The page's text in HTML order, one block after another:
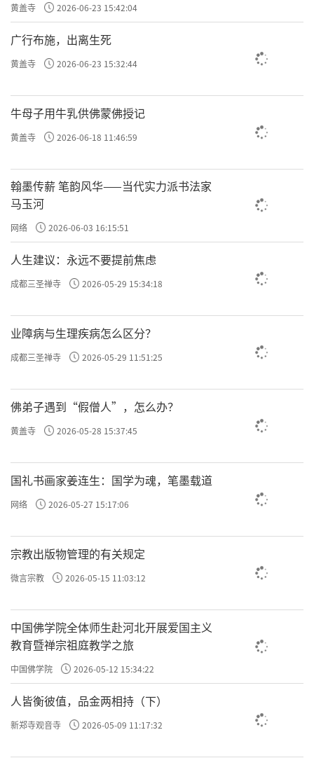
黄盖寺 2026-06-23 15:42:04
广行布施，出离生死
黄盖寺 2026-06-23 15:32:44
牛母子用牛乳供佛蒙佛授记
黄盖寺 2026-06-18 11:46:59
翰墨传薪 笔韵风华——当代实力派书法家
马玉河
网络 2026-06-03 16:15:51
人生建议：永远不要提前焦虑
成都三圣禅寺 2026-05-29 15:34:18
业障病与生理疾病怎么区分？
成都三圣禅寺 2026-05-29 11:51:25
佛弟子遇到“假僧人”，怎么办？
黄盖寺 2026-05-28 15:37:45
国礼书画家姜连生：国学为魂，笔墨载道
网络 2026-05-27 15:17:06
宗教出版物管理的有关规定
微言宗教 2026-05-15 11:03:12
中国佛学院全体师生赴河北开展爱国主义
教育暨禅宗祖庭教学之旅
中国佛学院 2026-05-12 15:34:22
人皆衡彼值，品金两相持（下）
新郑寺观音寺 2026-05-09 11:17:32